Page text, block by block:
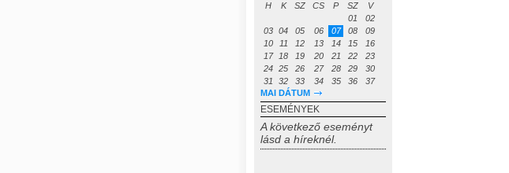
H
K SZ CS P SZ
V
01
02
03 04 05 06 07 08
09
10
11 12 13 14 15
16
17
18 19 20 21 22
23
24 25 26 27 28 29
30
31
32 33 34 35 36
37
MAI DÁTUM
ESEMÉNYEK
A következő eseményt
lásd a híreknél.